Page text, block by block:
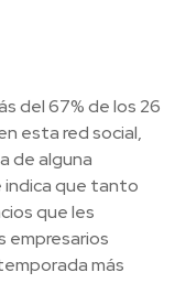
del 67% de los 26
esta red social,
de alguna
indica que tanto
que les
empresarios
más